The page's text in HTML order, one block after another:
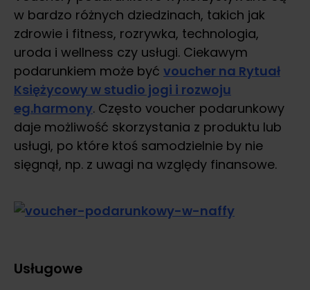
w bardzo różnych dziedzinach, takich jak
zdrowie i fitness, rozrywka, technologia,
uroda i wellness czy usługi. Ciekawym
podarunkiem może być voucher na Rytuał
Księżycowy w studio jogi i rozwoju
eg.harmony. Często voucher podarunkowy
daje możliwość skorzystania z produktu lub
usługi, po które ktoś samodzielnie by nie
sięgnął, np. z uwagi na względy finansowe.
Usługowe